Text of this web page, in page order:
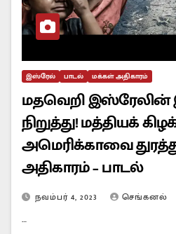
இஸ்ரேல் பாடல் மக்கள் அதிகாரம்
மதவெறி
நிறுத்து! மத்தியக்
அமெரிக்காவை
அதிகாரம் – பாடல்
நவம்பர் 4, 2023 செங்கனல்
…